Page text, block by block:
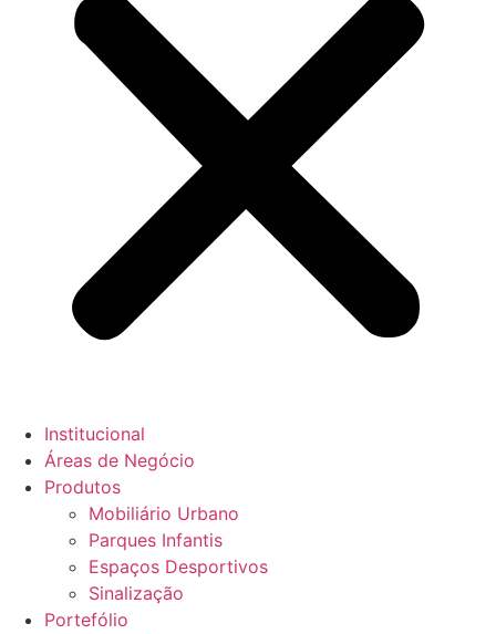
Institucional
Áreas de Negócio
Produtos
Mobiliário Urbano
Parques Infantis
Espaços Desportivos
Sinalização
Portefólio